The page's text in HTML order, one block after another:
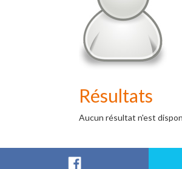
Résultats
Aucun résultat n'est